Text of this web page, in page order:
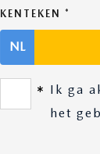
KENTEKEN
NL
Ik ga
het